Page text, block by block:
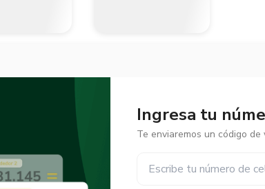
Ingresa tu
Te enviaremos un código de